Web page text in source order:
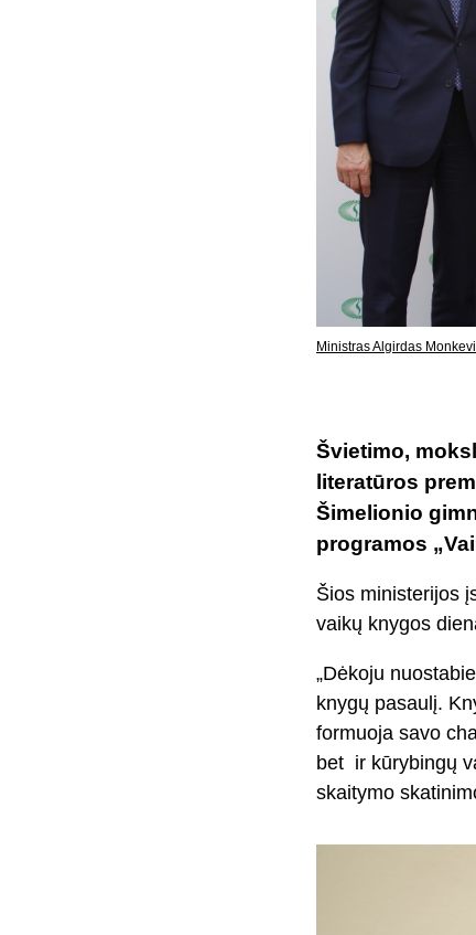
Ministras Algirdas
Švietimo,
literatūros
Šimelionio
programos
Šios ministerijos
vaikų knygos
„Dėkoju
knygų pasaulį.
formuoja savo
bet ir kūrybingų
skaitymo